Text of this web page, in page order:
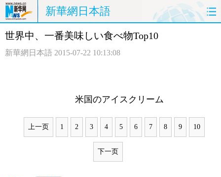
新華網日本語
ホームページ 政治
世界中、一番美味しい食べ物Top10
新華網日本語 2015-07-22 10:13:08
米国のアイスクリーム
上一页 1 2 3 4 5 6 7 8 9 10
下一页